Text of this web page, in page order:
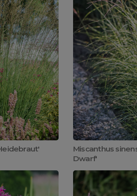
Miscanthus
Dwarf'